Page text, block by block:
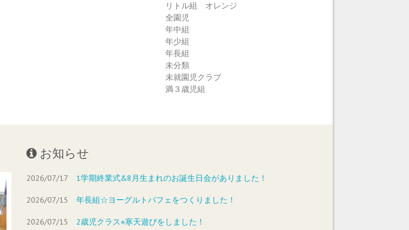
リトル組 オレンジ
全園児
年中組
年少組
年長組
未分類
未就園児クラブ
満３歳児組
お知らせ
2026/07/17 1学期終業式&8月生まれのお誕生日会がありました！
2026/07/15 年長組☆ヨーグルトパフェをつくりました！
2026/07/15 2歳児クラス⭐︎寒天遊びをしました！